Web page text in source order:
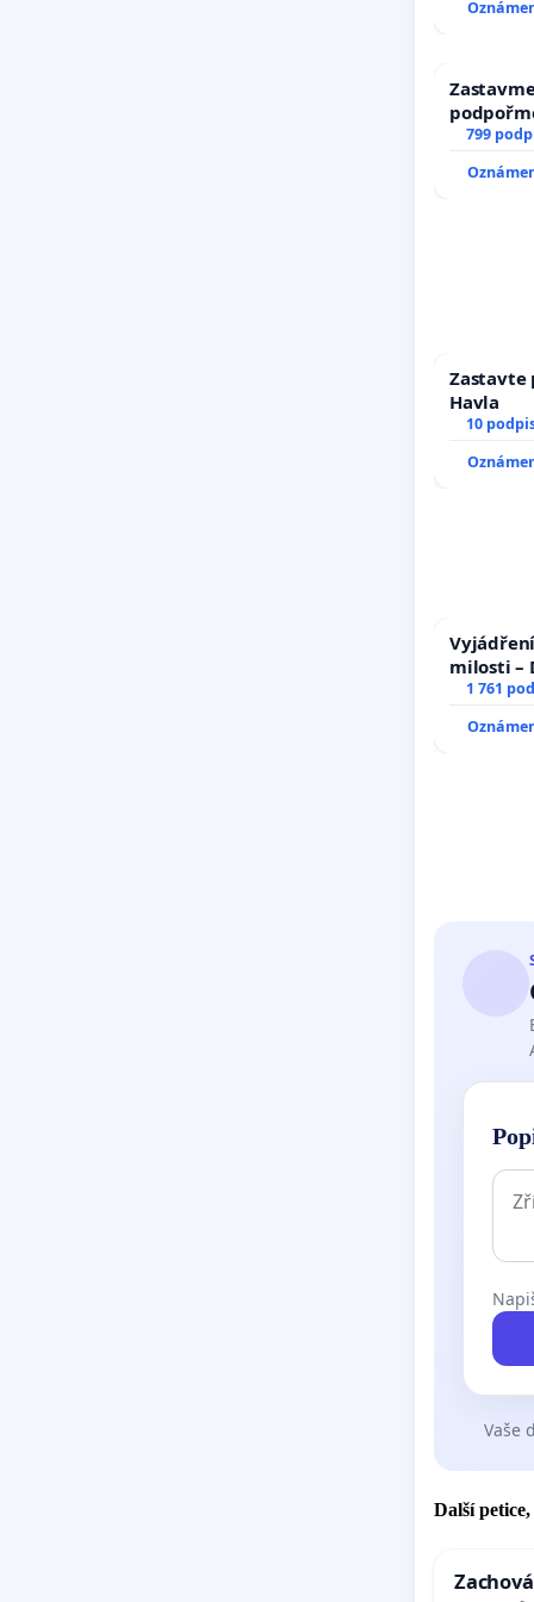
799
Zastavte
Havla
10
milosti –
1 761
Vaše
Další